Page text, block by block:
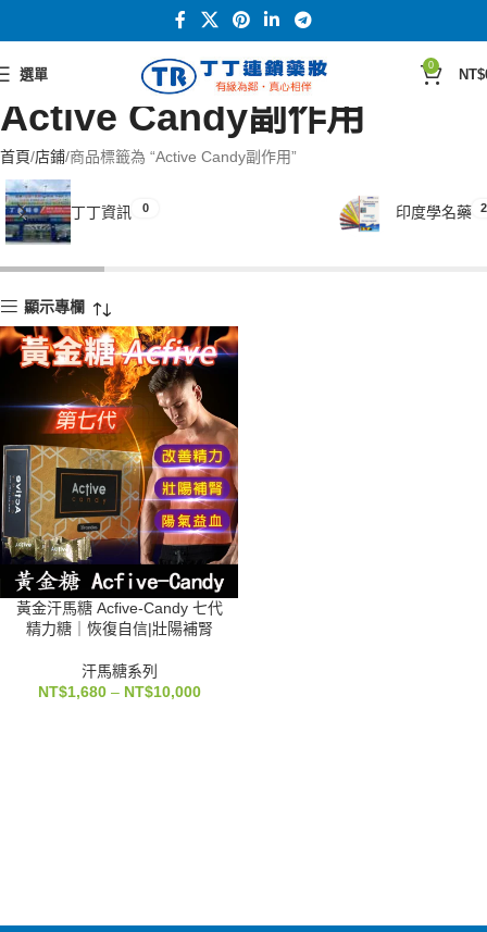
選單
0
NT$
Active Candy副作用
首頁 店鋪 商品標籤為 “Active Candy副作用”
丁丁資訊 0 印度學名藥
顯示專欄
黃金汗馬糖 Acfive-Candy 七代
精力糖｜恢復自信|壯陽補腎
汗馬糖系列
NT$1,680 – NT$10,000